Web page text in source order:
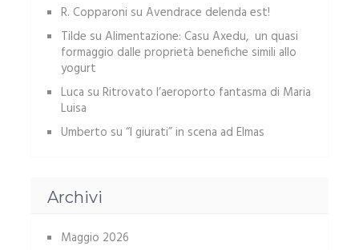
R. Copparoni su Avendrace delenda est!
Tilde su Alimentazione: Casu Axedu, un quasi
formaggio dalle proprietà benefiche simili allo
yogurt
Luca su Ritrovato l’aeroporto fantasma di Maria
Luisa
Umberto su “I giurati” in scena ad Elmas
Archivi
Maggio 2026